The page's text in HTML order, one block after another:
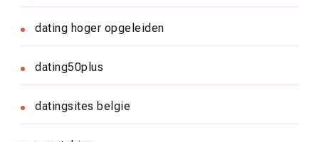
dating hoger opgeleiden
dating50plus
datingsites belgie